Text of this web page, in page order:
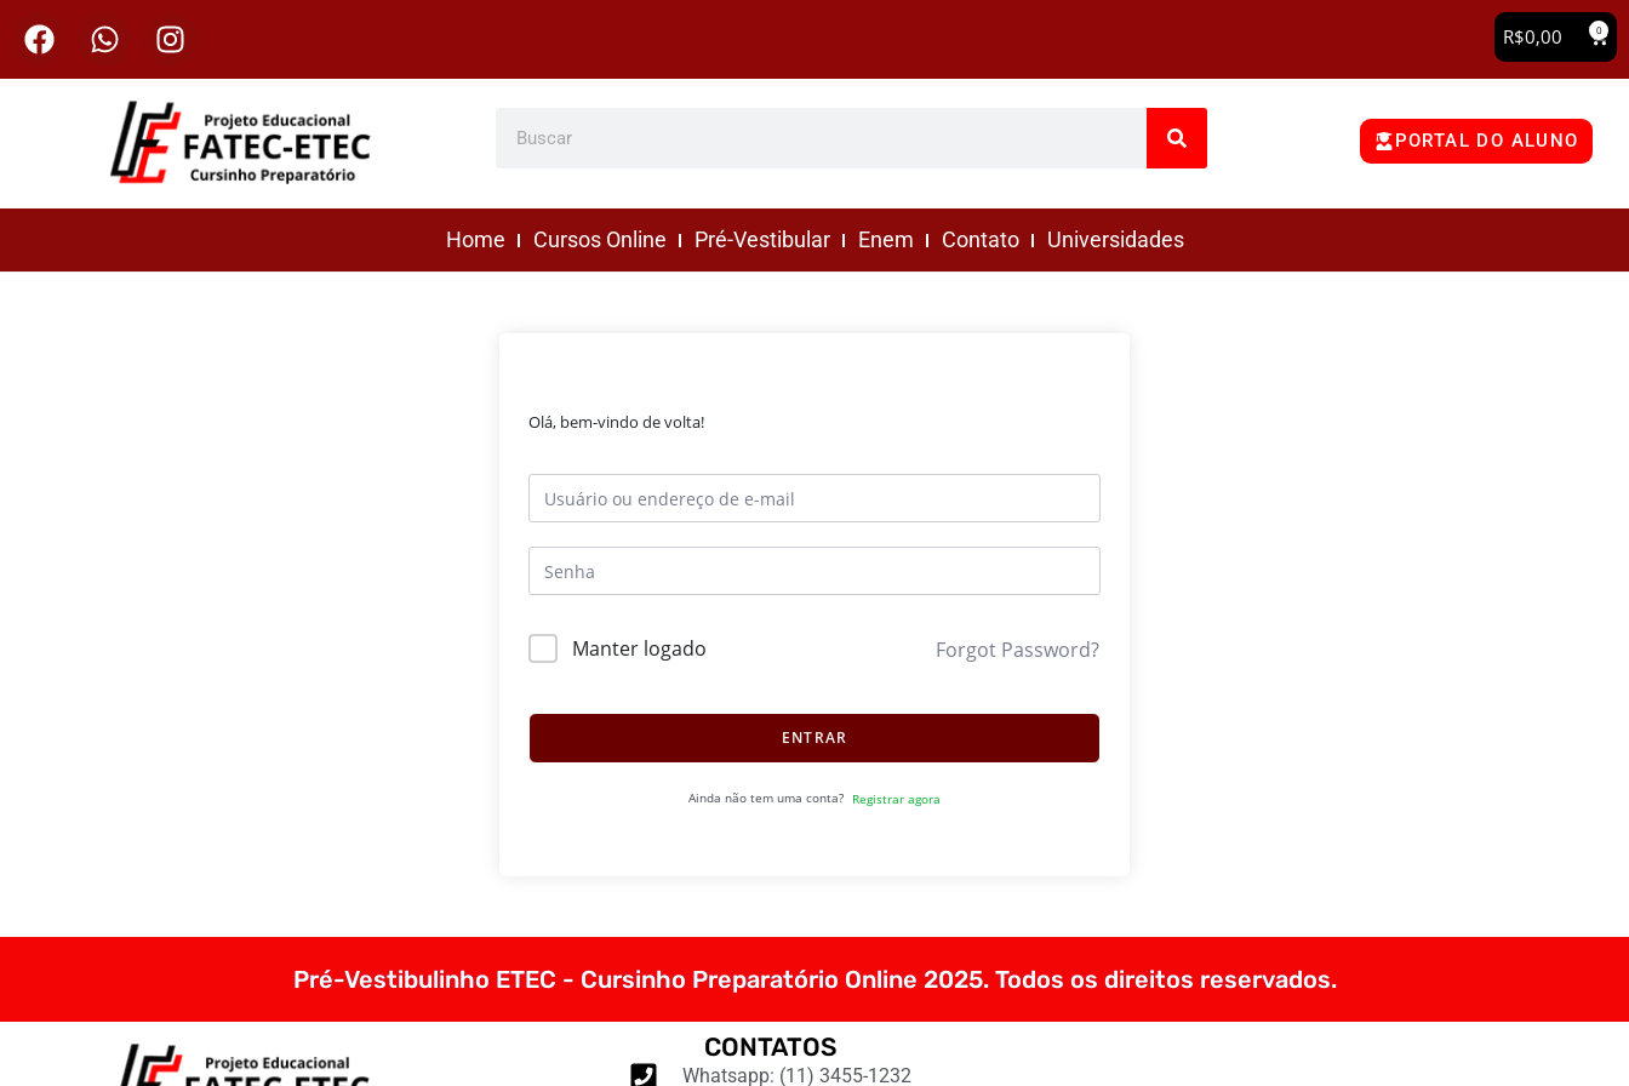
R$0,00 0
PORTAL DO ALUNO
Home Cursos Online Pré-Vestibular Enem Contato Universidades
Olá, bem-vindo de volta!
Manter logado Forgot Password?
ENTRAR
Ainda não tem uma conta? Registrar agora
Pré-Vestibulinho ETEC - Cursinho Preparatório Online 2025. Todos os direitos reservados.
CONTATOS
Whatsapp: (11) 3455-1232